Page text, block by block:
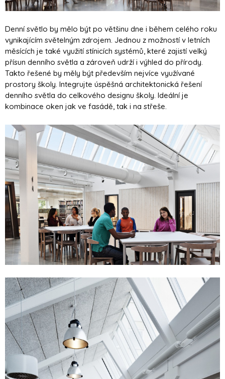
Denní světlo by mělo být po většinu dne i během celého roku
vynikajícím světelným zdrojem. Jednou z možností v letních
měsících je také využití stínicích systémů, které zajistí velký
přísun denního světla a zároveň udrží i výhled do přírody.
Takto řešené by měly být především nejvíce využívané
prostory školy. Integrujte úspěšná architektonická řešení
denního světla do celkového designu školy. Ideální je
kombinace oken jak ve fasádě, tak i na střeše.